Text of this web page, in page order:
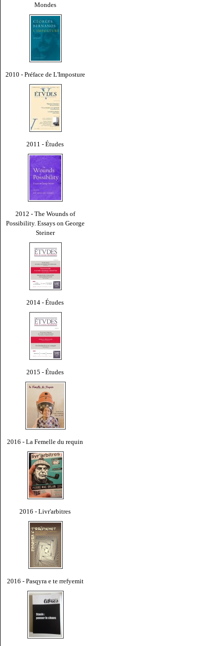
Mondes
2010 - Préface de L'Imposture
2011 - Études
2012 - The Wounds of
Possibility. Essays on George
Steiner
2014 - Études
2015 - Études
2016 - La Femelle du requin
2016 - Livr'arbitres
2016 - Pasqyra e te rrefyemit